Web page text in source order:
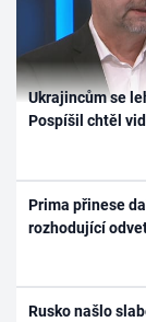
Ukrajincům se
Pospíšil chtěl
Prima přinese
rozhodující
Rusko našlo